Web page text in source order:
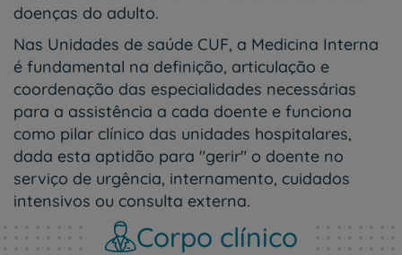
doenças do adulto.
Nas Unidades de saúde CUF, a Medicina Interna
é fundamental na definição, articulação e
coordenação das especialidades necessárias
para a assistência a cada doente e funciona
como pilar clínico das unidades hospitalares,
dada esta aptidão para "gerir" o doente no
serviço de urgência, internamento, cuidados
intensivos ou consulta externa.
Corpo clínico